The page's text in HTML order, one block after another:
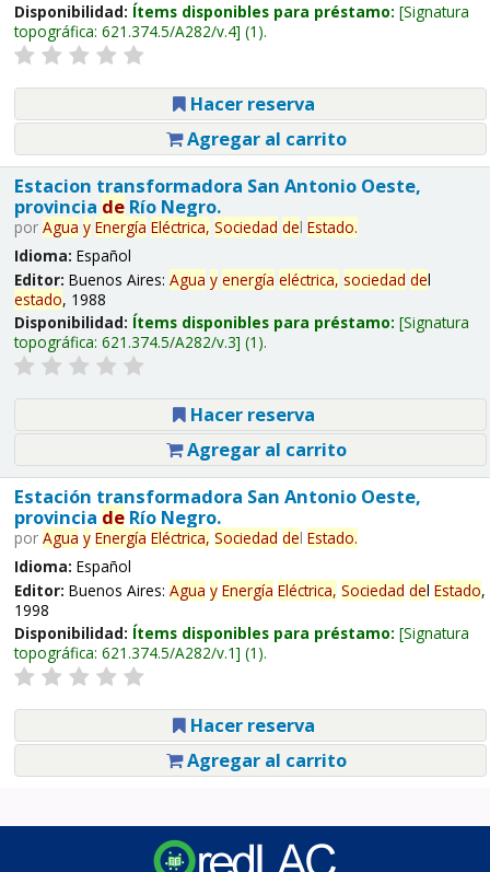
Disponibilidad: Ítems disponibles para préstamo: Signatura
topográfica: 621.374.5/A282/v.4 (1).
Hacer reserva
Agregar al carrito
Estacion transformadora San Antonio Oeste,
provincia deRío Negro.
por Agua y Energía Eléctrica, Sociedad del Estado.
Idioma: Español
Editor: Buenos Aires: Agua y energía eléctrica, sociedad del
estado, 1988
Disponibilidad: Ítems disponibles para préstamo: Signatura
topográfica: 621.374.5/A282/v.3 (1).
Hacer reserva
Agregar al carrito
Estación transformadora San Antonio Oeste,
provincia deRío Negro.
por Agua y Energía Eléctrica, Sociedad del Estado.
Idioma: Español
Editor: Buenos Aires: Agua y Energía Eléctrica, Sociedad del Estado,
1998
Disponibilidad: Ítems disponibles para préstamo: Signatura
topográfica: 621.374.5/A282/v.1 (1).
Hacer reserva
Agregar al carrito